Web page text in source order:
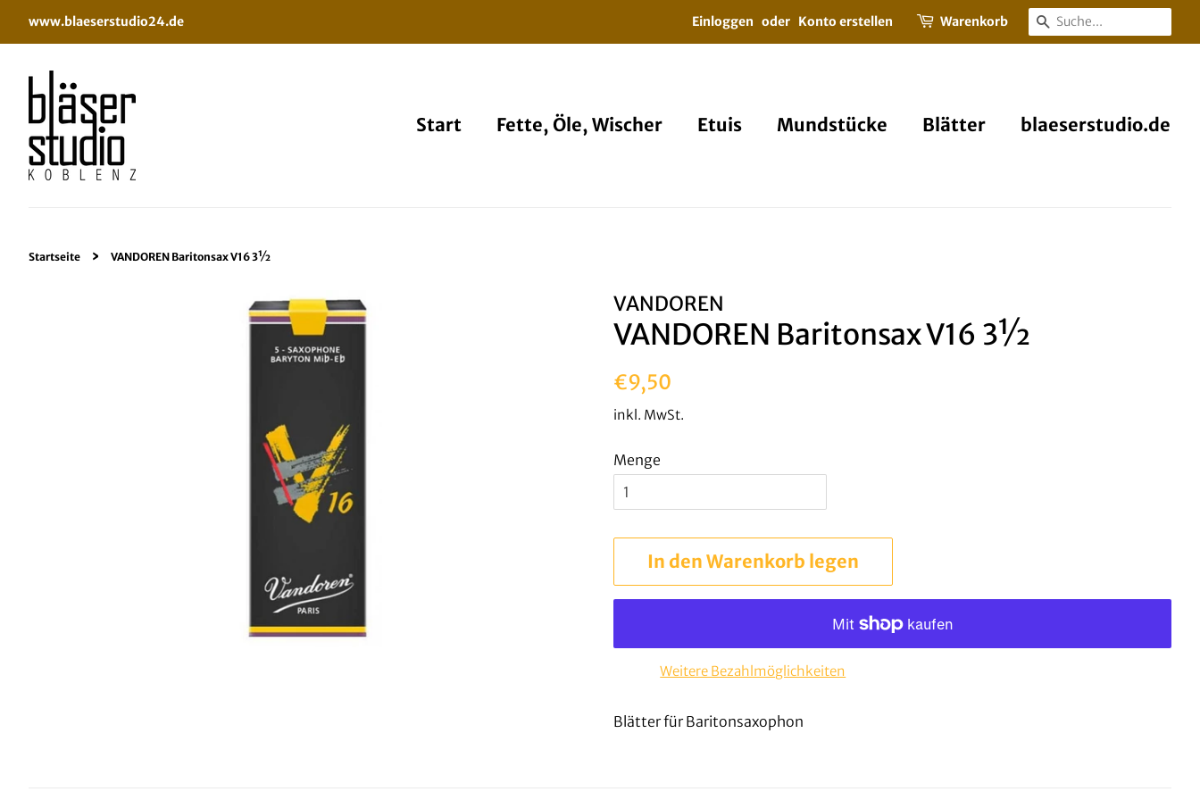
www.blaeserstudio24.de Einloggen oder Konto erstellen Warenkorb Suchen
Start Fette, Öle, Wischer Etuis Mundstücke Blätter blaeserstudio.de
Startseite › VANDOREN Baritonsax V16 3½
VANDOREN
VANDOREN Baritonsax V16 3½
Normaler
€9,50
inkl. MwSt.
Menge
In den Warenkorb legen
Weitere Bezahlmöglichkeiten
Blätter für Baritonsaxophon